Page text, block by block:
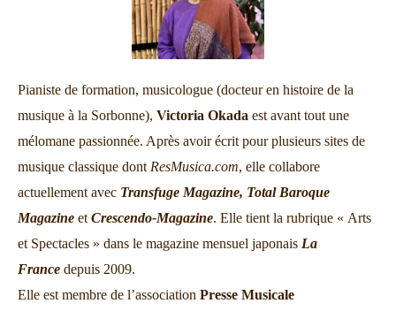
Pianiste de formation, musicologue (docteur en histoire de la
musique à la Sorbonne), Victoria Okada est avant tout une
mélomane passionnée. Après avoir écrit pour plusieurs sites de
musique classique dont ResMusica.com, elle collabore
actuellement avec Transfuge Magazine, Total Baroque
Magazine et Crescendo-Magazine. Elle tient la rubrique « Arts
et Spectacles » dans le magazine mensuel japonais La
France depuis 2009.
Elle est membre de l’association Presse Musicale